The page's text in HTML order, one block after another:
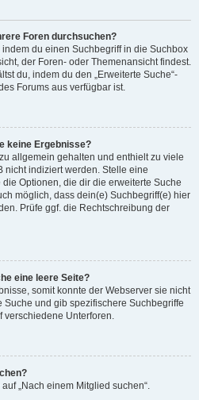
Foren durchsuchen?
du einen Suchbegriff in die Suchbox
der Foren- oder Themenansicht findest.
du, indem du den „Erweiterte Suche“-
Forums aus verfügbar ist.
keine Ergebnisse?
allgemein gehalten und enthielt zu viele
nicht indiziert werden. Stelle eine
Optionen, die dir die erweiterte Suche
möglich, dass dein(e) Suchbegriff(e) hier
Prüfe ggf. die Rechtschreibung der
eine leere Seite?
somit konnte der Webserver sie nicht
und gib spezifischere Suchbegriffe
verschiedene Unterforen.
„Nach einem Mitglied suchen“.